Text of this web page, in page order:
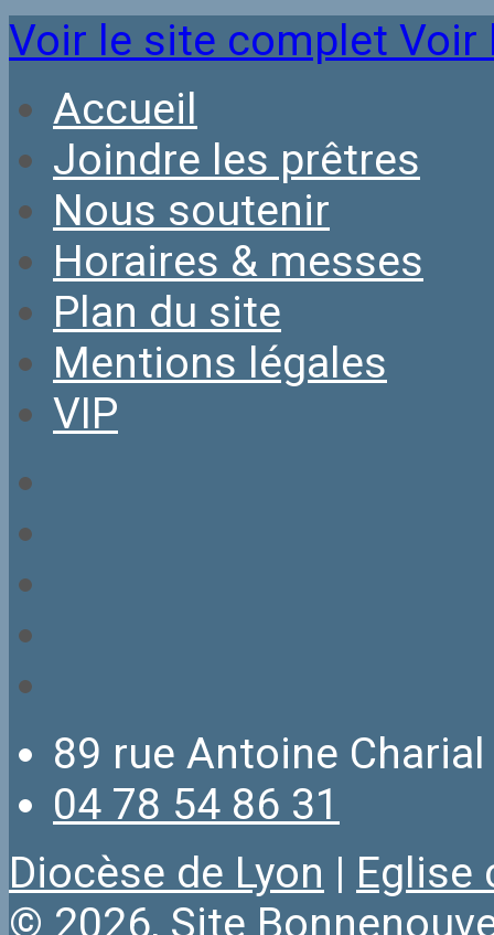
Voir le site complet Voir
Accueil
Joindre les prêtres
Nous soutenir
Horaires & messes
Plan du site
Mentions légales
VIP
89 rue Antoine
04 78 54 86 31
Diocèse de Lyon | Eglise
© 2026, Site